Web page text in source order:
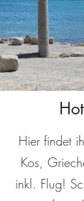
Hier findet
Kos,
inkl. Flug!